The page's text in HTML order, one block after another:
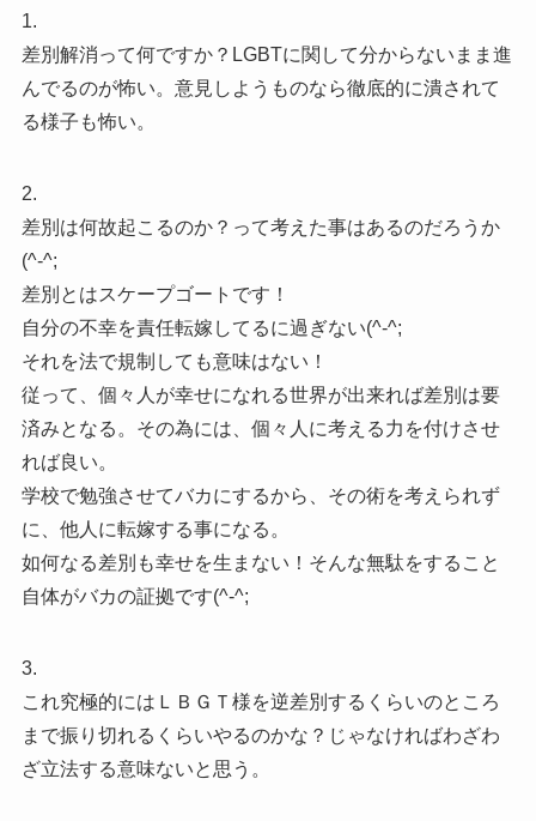
1.
差別解消って何ですか？LGBTに関して分からないまま進
んでるのが怖い。意見しようものなら徹底的に潰されて
る様子も怖い。
2.
差別は何故起こるのか？って考えた事はあるのだろうか
(^-^;
差別とはスケープゴートです！
自分の不幸を責任転嫁してるに過ぎない(^-^;
それを法で規制しても意味はない！
従って、個々人が幸せになれる世界が出来れば差別は要
済みとなる。その為には、個々人に考える力を付けさせ
れば良い。
学校で勉強させてバカにするから、その術を考えられず
に、他人に転嫁する事になる。
如何なる差別も幸せを生まない！そんな無駄をすること
自体がバカの証拠です(^-^;
3.
これ究極的にはＬＢＧＴ様を逆差別するくらいのところ
まで振り切れるくらいやるのかな？じゃなければわざわ
ざ立法する意味ないと思う。